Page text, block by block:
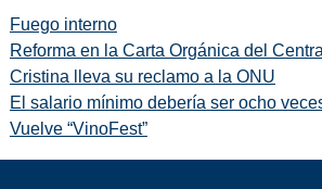
Fuego interno
Reforma en la Carta Orgánica del Central
Cristina lleva su reclamo a la ONU
El salario mínimo debería ser ocho
Vuelve “VinoFest”